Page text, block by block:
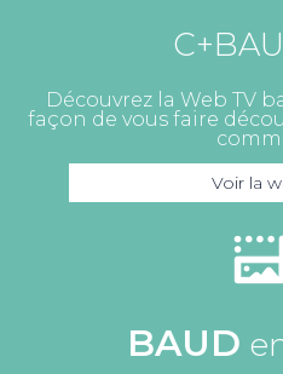
Découvrez la Web TV
façon de vous faire
Voir la
BAUD